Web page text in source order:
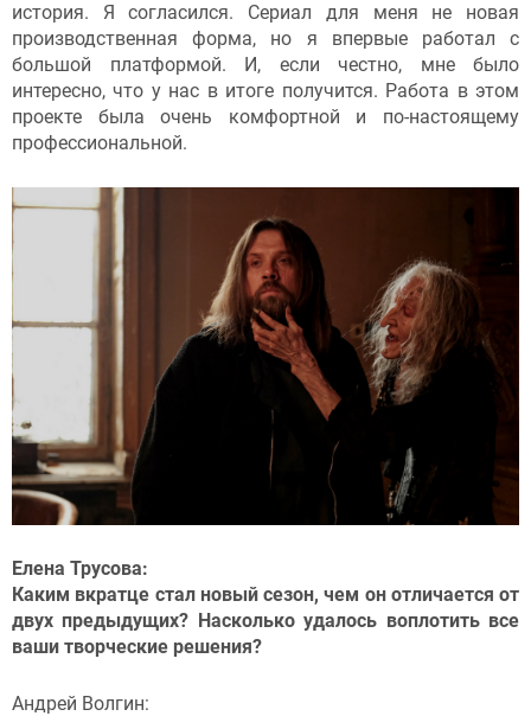
история. Я согласился. Сериал для меня не новая
производственная форма, но я впервые работал с
большой платформой. И, если честно, мне было
интересно, что у нас в итоге получится. Работа в этом
проекте была очень комфортной и по-настоящему
профессиональной.
Елена Трусова:
Каким вкратце стал новый сезон, чем он отличается от
двух предыдущих? Насколько удалось воплотить все
ваши творческие решения?
Андрей Волгин: